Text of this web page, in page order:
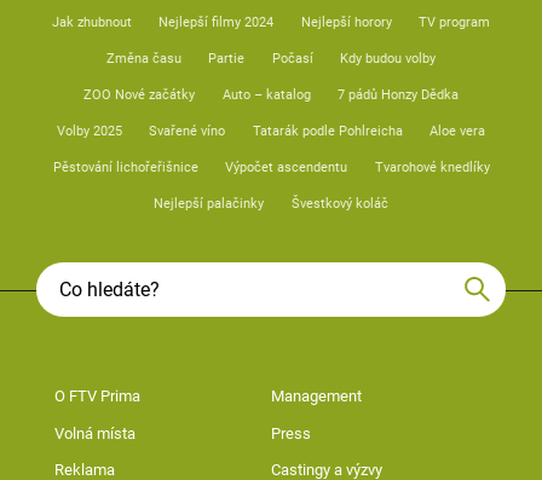
Jak zhubnout Nejlepší filmy 2024 Nejlepší horory TV program
Změna času Partie Počasí Kdy budou volby
ZOO Nové začátky Auto – katalog 7 pádů Honzy Dědka
Volby 2025 Svařené víno Tatarák podle Pohlreicha Aloe vera
Pěstování lichořeřišnice Výpočet ascendentu Tvarohové knedlíky
Nejlepší palačinky Švestkový koláč
O FTV Prima Management
Volná místa Press
Reklama Castingy a výzvy